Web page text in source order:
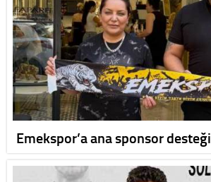
Emekspor’a ana sponsor desteği